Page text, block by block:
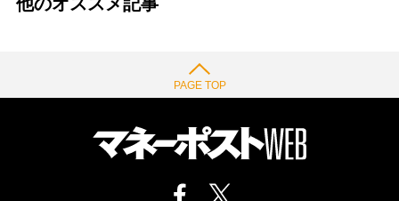
PAGE TOP